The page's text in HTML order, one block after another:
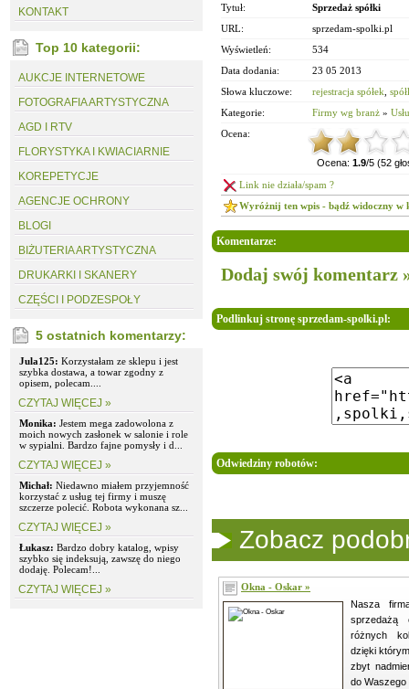
KONTAKT
Top 10 kategorii:
AUKCJE INTERNETOWE
FOTOGRAFIA ARTYSTYCZNA
AGD I RTV
FLORYSTYKA I KWIACIARNIE
KOREPETYCJE
AGENCJE OCHRONY
BLOGI
BIŻUTERIA ARTYSTYCZNA
DRUKARKI I SKANERY
CZĘŚCI I PODZESPOŁY
5 ostatnich komentarzy:
Jula125: Korzystałam ze sklepu i jest
szybka dostawa, a towar zgodny z
opisem, polecam....
CZYTAJ WIĘCEJ »
Monika: Jestem mega zadowolona z
moich nowych zasłonek w salonie i role
w sypialni. Bardzo fajne pomysły i d...
CZYTAJ WIĘCEJ »
Michał: Niedawno miałem przyjemność
korzystać z usług tej firmy i muszę
szczerze polecić. Robota wykonana sz...
CZYTAJ WIĘCEJ »
Łukasz: Bardzo dobry katalog, wpisy
szybko się indeksują, zawszę do niego
dodaję. Polecam!...
CZYTAJ WIĘCEJ »
Tytuł:
Sprzedaż spółki
URL:
sprzedam-spolki.pl
Wyświetleń:
534
Data dodania:
23 05 2013
Słowa kluczowe:
rejestracja spółek
Kategorie:
Firmy wg branż »
Ocena:
Ocena: 1.9/5 (52
Link nie działa/spam ?
Wyróżnij ten wpis - bądź widoczny w
Komentarze:
Dodaj swój komentarz
Podlinkuj stronę sprzedam-spolki.pl:
Odwiedziny robotów:
Zobacz
Okna - Oskar »
Nasza
sprzedażą
różnych
dzięki
zbyt
do